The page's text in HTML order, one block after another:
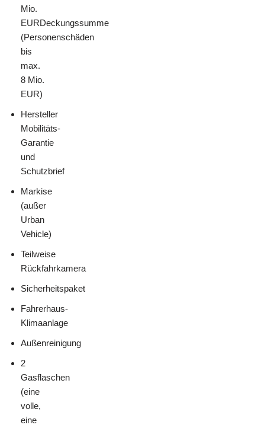
Mio.
EURDeckungssumme
(Personenschäden
bis
max.
8 Mio.
EUR)
Hersteller
Mobilitäts-
Garantie
und
Schutzbrief
Markise
(außer
Urban
Vehicle)
Teilweise
Rückfahrkamera
Sicherheitspaket
Fahrerhaus-
Klimaanlage
Außenreinigung
2
Gasflaschen
(eine
volle,
eine